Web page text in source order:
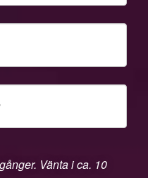
Vänta i ca. 10